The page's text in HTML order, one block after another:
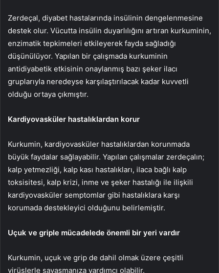
Zerdeçal, diyabet hastalarında insülinin dengelenmesine
destek olur. Vücutta insülin duyarlılığını artıran kurkuminin,
enzimatik tepkimeleri etkileyerek fayda sağladığı
düşünülüyor. Yapılan bir çalışmada kurkuminin
antidiyabetik etkisinin onaylanmış bazı şeker ilacı
gruplarıyla neredeyse karşılaştırılacak kadar kuvvetli
olduğu ortaya çıkmıştır.
Kardiyovasküler hastalıklardan korur
Kurkumin, kardiyovasküler hastalıklardan korunmada
büyük faydalar sağlayabilir. Yapılan çalışmalar zerdeçalın;
kalp yetmezliği, kalp kası hastalıkları, ilaca bağlı kalp
toksisitesi, kalp krizi, inme ve şeker hastalığı ile ilişkili
kardiyovasküler semptomlar gibi hastalıklara karşı
korumada destekleyici olduğunu belirlemiştir.
Uçuk ve griple mücadelede önemli bir yeri vardır
Kurkumin, uçuk ve grip de dahil olmak üzere çeşitli
virüslerle savaşmanıza yardımcı olabilir.